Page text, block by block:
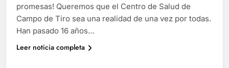
promesas! Queremos que el Centro de Salud de
Campo de Tiro sea una realidad de una vez por todas.
Han pasado 16 años…
Leer noticia completa